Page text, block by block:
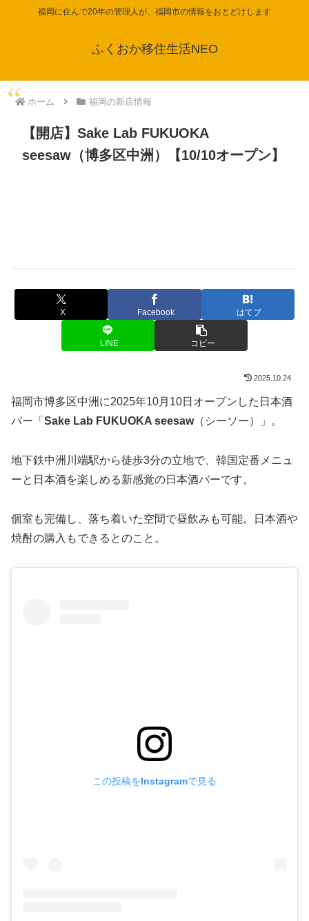
福岡に住んで20年の管理人が、福岡市の情報をおとどけします
ふくおか移住生活NEO
ホーム 福岡の新店情報
【開店】Sake Lab FUKUOKA
seesaw（博多区中洲）【10/10オープン】
X Facebook はてブ
LINE コピー
2025.10.24
福岡市博多区中洲に2025年10月10日オープンした日本酒
バー「 Sake Lab FUKUOKA seesaw（シーソー）」。
地下鉄中洲川端駅から徒歩3分の立地で、韓国定番メニュ
ーと日本酒を楽しめる新感覚の日本酒バーです。
個室も完備し、落ち着いた空間で昼飲みも可能。日本酒や
焼酎の購入もできるとのこと。
この投稿をInstagramで見る